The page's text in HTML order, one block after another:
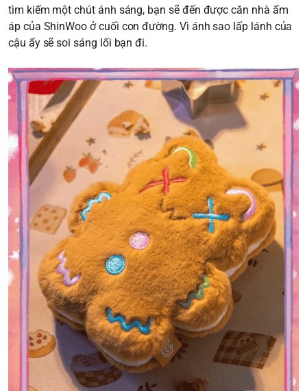
tìm kiếm một chút ánh sáng, bạn sẽ đến được căn nhà ấm
áp của ShinWoo ở cuối con đường. Vì ánh sao lấp lánh của
cậu ấy sẽ soi sáng lối bạn đi.